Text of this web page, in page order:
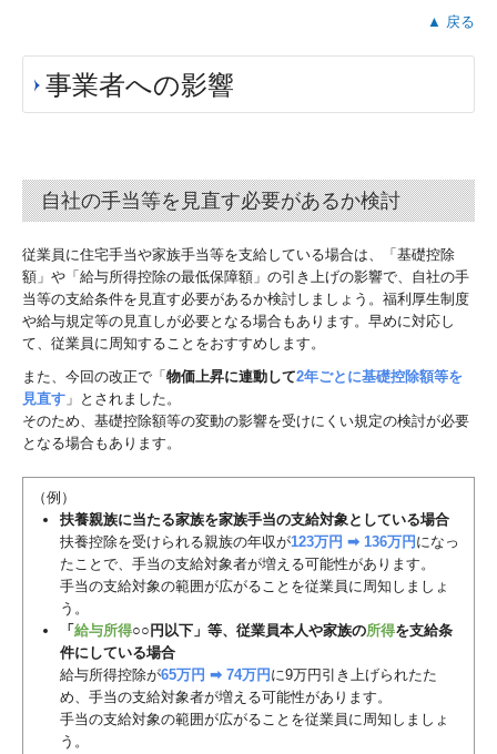
▲ 戻る
事業者への影響
自社の手当等を見直す必要があるか検討
従業員に住宅手当や家族手当等を支給している場合は、「基礎控除
額」や「給与所得控除の最低保障額」の引き上げの影響で、自社の手
当等の支給条件を見直す必要があるか検討しましょう。福利厚生制度
や給与規定等の見直しが必要となる場合もあります。早めに対応し
て、従業員に周知することをおすすめします。
また、今回の改正で「 物価上昇に連動して2年ごとに基礎控除額等を
見直す 」とされました。
そのため、基礎控除額等の変動の影響を受けにくい規定の検討が必要
となる場合もあります。
（例）
扶養親族に当たる家族を家族手当の支給対象としている場合
扶養控除を受けられる親族の年収が123万円 ➡ 136万円 になっ
たことで、手当の支給対象者が増える可能性があります。
手当の支給対象の範囲が広がることを従業員に周知しましょ
う。
「 給与所得○○円以下」等、従業員本人や家族の所得を支給条
件にしている場合
給与所得控除が65万円 ➡ 74万円 に9万円引き上げられたた
め、手当の支給対象者が増える可能性があります。
手当の支給対象の範囲が広がることを従業員に周知しましょ
う。